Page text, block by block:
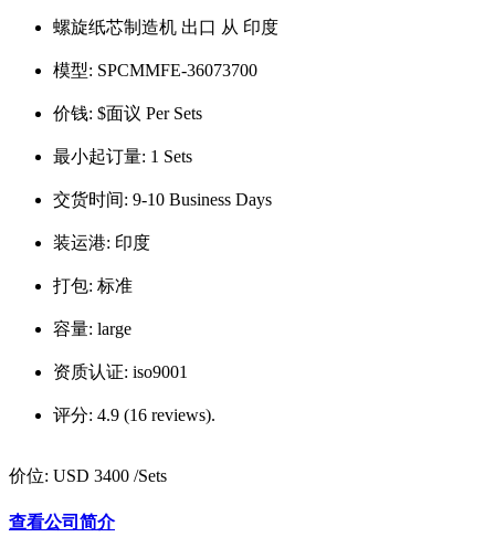
螺旋纸芯制造机 出口 从 印度
模型: SPCMMFE-36073700
价钱: $面议 Per Sets
最小起订量: 1 Sets
交货时间: 9-10 Business Days
装运港: 印度
打包: 标准
容量: large
资质认证: iso9001
评分: 4.9 (16 reviews).
价位: USD 3400 /Sets
查看公司简介